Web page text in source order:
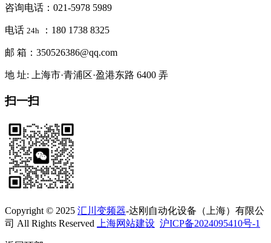
咨询电话：021-5978 5989
电话 24h ：180 1738 8325
邮 箱：350526386@qq.com
地 址: 上海市·青浦区·盈港东路 6400 弄
扫一扫
Copyright © 2025 汇川变频器-达刚自动化设备（上海）有限公
司 All Rights Reserved 上海网站建设 沪ICP备2024095410号-1